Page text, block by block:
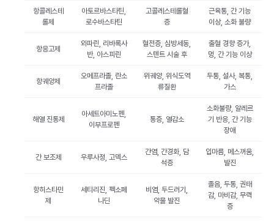
항콜레스테
롤제
아토르바스타틴,
로수바스타틴
고콜레스테롤혈
증
근육통, 간 기능
이상, 소화 불량
항응고제
와파린, 리바록사
반, 아스피린
혈전증, 심방세동,
스텐트 시술 후
출혈 경향 증가,
멍, 간 기능 이상
항궤양제
오메프라졸, 란소
프라졸
위궤양, 위식도역
류질환
두통, 설사, 복통,
가스
해열 진통제
아세트아미노펜,
이부프로펜
통증, 열감소
소화불량, 알레르
기 반응, 간 기능
장애
간 보조제 우루사정, 고덱스
간염, 간경화, 담
석증
입마름, 메스꺼움,
발진
항히스타민
제
세티리진, 펙소페
나딘
비염, 두드러기,
약물 발진
졸음, 두통, 권태
감, 마비감, 무력
증